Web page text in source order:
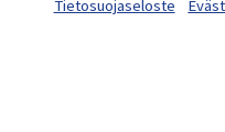
Tietosuojaseloste